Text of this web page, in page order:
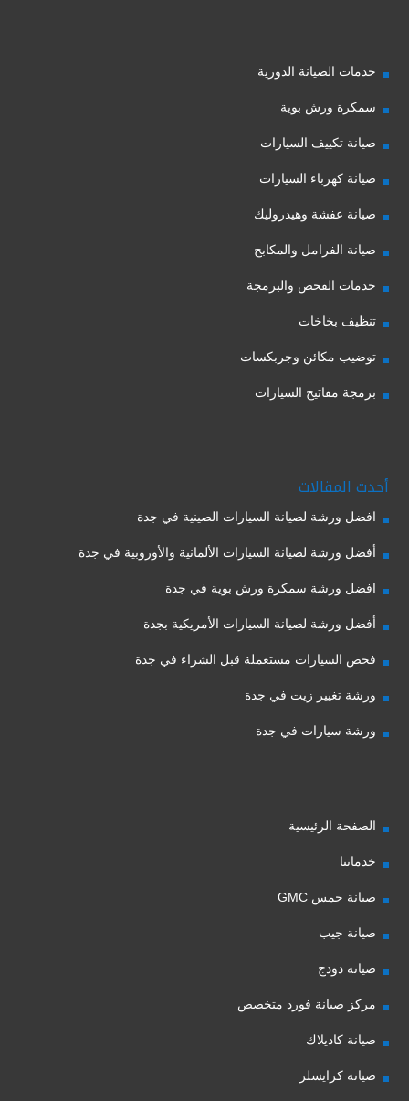
خدمات الصيانة الدورية
سمكرة ورش بوية
صيانة تكييف السيارات
صيانة كهرباء السيارات
صيانة عفشة وهيدروليك
صيانة الفرامل والمكابح
خدمات الفحص والبرمجة
تنظيف بخاخات
توضيب مكائن وجربكسات
برمجة مفاتيح السيارات
أحدث المقالات
افضل ورشة لصيانة السيارات الصينية في جدة
أفضل ورشة لصيانة السيارات الألمانية والأوروبية في جدة
افضل ورشة سمكرة ورش بوية في جدة
أفضل ورشة لصيانة السيارات الأمريكية بجدة
فحص السيارات مستعملة قبل الشراء في جدة
ورشة تغيير زيت في جدة
ورشة سيارات في جدة
الصفحة الرئيسية
خدماتنا
صيانة جمس GMC
صيانة جيب
صيانة دودج
مركز صيانة فورد متخصص
صيانة كاديلاك
صيانة كرايسلر